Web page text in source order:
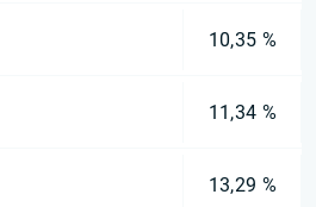
10,35 %
11,34 %
13,29 %